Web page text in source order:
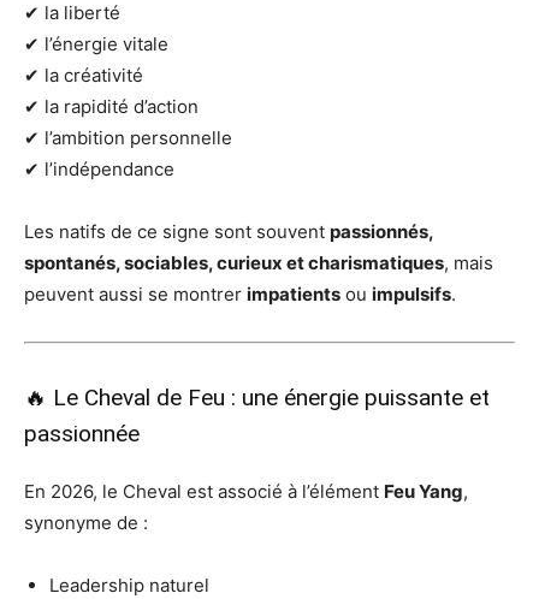
✔ la liberté
✔ l’énergie vitale
✔ la créativité
✔ la rapidité d’action
✔ l’ambition personnelle
✔ l’indépendance
Les natifs de ce signe sont souvent passionnés,
spontanés, sociables, curieux et charismatiques, mais
peuvent aussi se montrer impatients ou impulsifs.
🔥 Le Cheval de Feu : une énergie puissante et
passionnée
En 2026, le Cheval est associé à l’élément Feu Yang,
synonyme de :
Leadership naturel